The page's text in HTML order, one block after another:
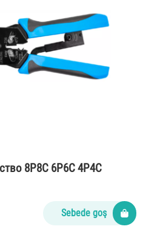
8P8C 6P6C 4P4C
Sebede goş